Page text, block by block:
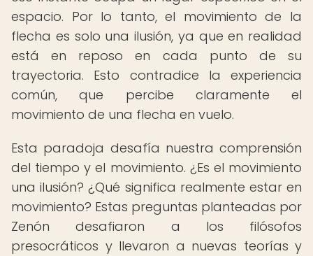
espacio. Por lo tanto, el movimiento de la
flecha es solo una ilusión, ya que en realidad
está en reposo en cada punto de su
trayectoria. Esto contradice la experiencia
común, que percibe claramente el
movimiento de una flecha en vuelo.
Esta paradoja desafía nuestra comprensión
del tiempo y el movimiento. ¿Es el movimiento
una ilusión? ¿Qué significa realmente estar en
movimiento? Estas preguntas planteadas por
Zenón desafiaron a los filósofos
presocráticos y llevaron a nuevas teorías y